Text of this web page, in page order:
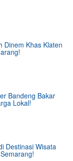
Dinem Khas Klaten
Bandeng Bakar
Lokal!
Destinasi Wisata